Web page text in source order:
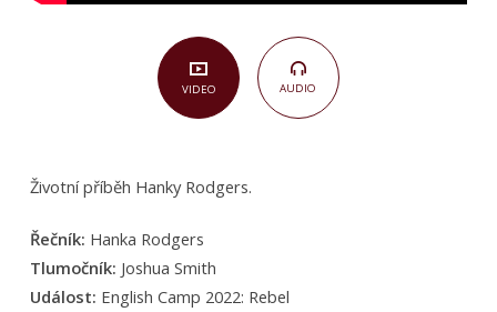
VIDEO AUDIO
Životní příběh Hanky Rodgers.
Řečník: Hanka Rodgers
Tlumočník: Joshua Smith
Událost: English Camp 2022: Rebel